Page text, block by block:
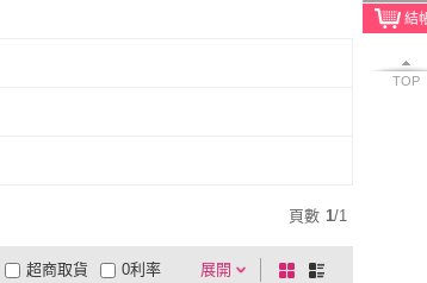
TOP
頁數 1/1
展開
超商取貨 0利率
棋